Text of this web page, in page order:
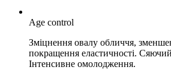
Age control
Зміцнення овалу обличчя,
покращення еластичності.
Інтенсивне омолодження.